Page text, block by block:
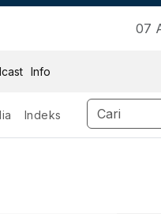
07
Info
Indeks